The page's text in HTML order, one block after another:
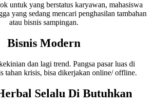
untuk yang berstatus karyawan, mahasiswa
yang sedang mencari penghasilan tambahan
atau bisnis sampingan.
Bisnis Modern
dan lagi trend. Pangsa pasar luas di
tahan krisis, bisa dikerjakan online/ offline.
Selalu Di Butuhkan